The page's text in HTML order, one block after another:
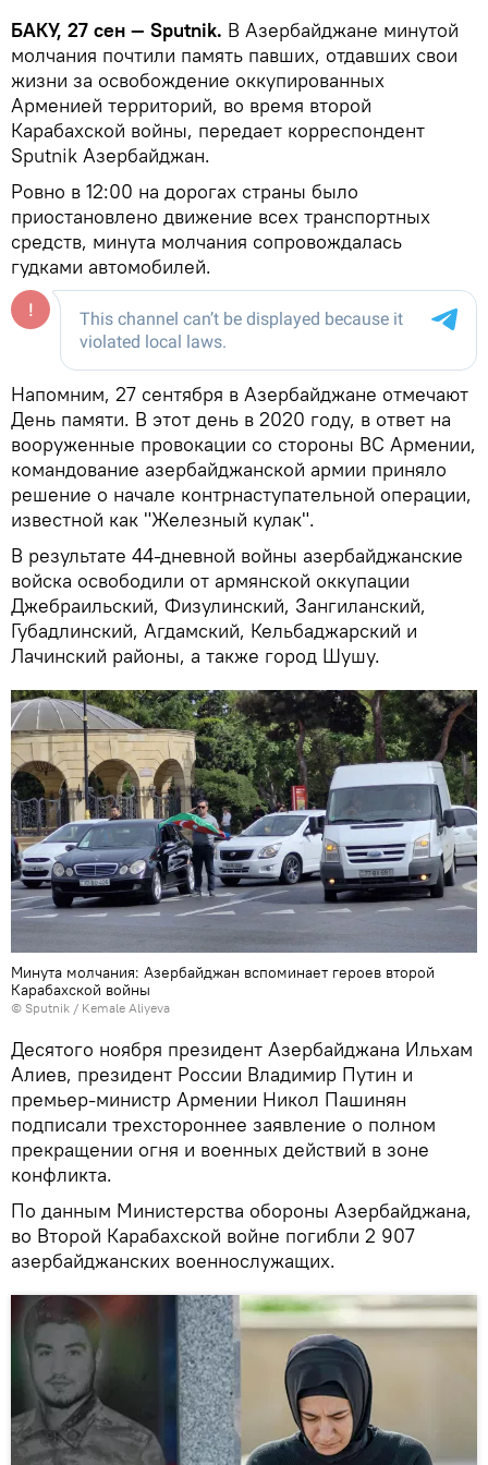
БАКУ, 27 сен — Sputnik. В Азербайджане минутой
молчания почтили память павших, отдавших свои
жизни за освобождение оккупированных
Арменией территорий, во время второй
Карабахской войны, передает корреспондент
Sputnik Азербайджан.
Ровно в 12:00 на дорогах страны было
приостановлено движение всех транспортных
средств, минута молчания сопровождалась
гудками автомобилей.
Напомним, 27 сентября в Азербайджане отмечают
День памяти. В этот день в 2020 году, в ответ на
вооруженные провокации со стороны ВС Армении,
командование азербайджанской армии приняло
решение о начале контрнаступательной операции,
известной как "Железный кулак".
В результате 44-дневной войны азербайджанские
войска освободили от армянской оккупации
Джебраильский, Физулинский, Зангиланский,
Губадлинский, Агдамский, Кельбаджарский и
Лачинский районы, а также город Шушу.
Минута молчания: Азербайджан вспоминает героев второй
Карабахской войны
© Sputnik / Kemale Aliyeva
Десятого ноября президент Азербайджана Ильхам
Алиев, президент России Владимир Путин и
премьер-министр Армении Никол Пашинян
подписали трехстороннее заявление о полном
прекращении огня и военных действий в зоне
конфликта.
По данным Министерства обороны Азербайджана,
во Второй Карабахской войне погибли 2 907
азербайджанских военнослужащих.